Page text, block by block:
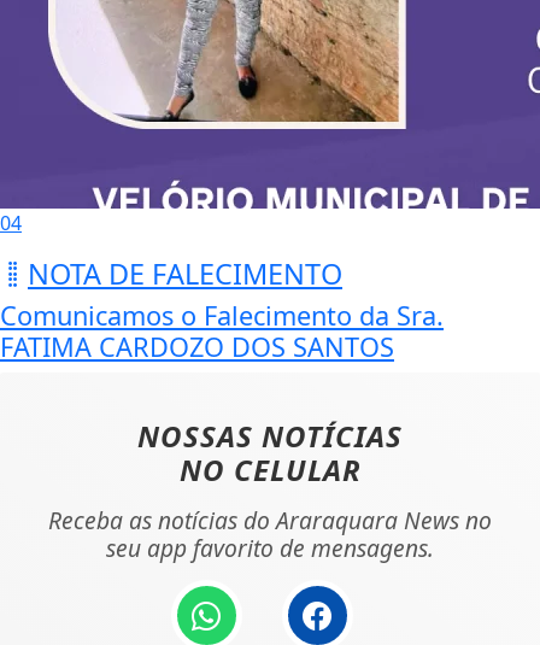
04
NOTA DE FALECIMENTO
Comunicamos o Falecimento da Sra.
FATIMA CARDOZO DOS SANTOS
NOSSAS NOTÍCIAS
NO CELULAR
Receba as notícias do Araraquara News no
seu app favorito de mensagens.